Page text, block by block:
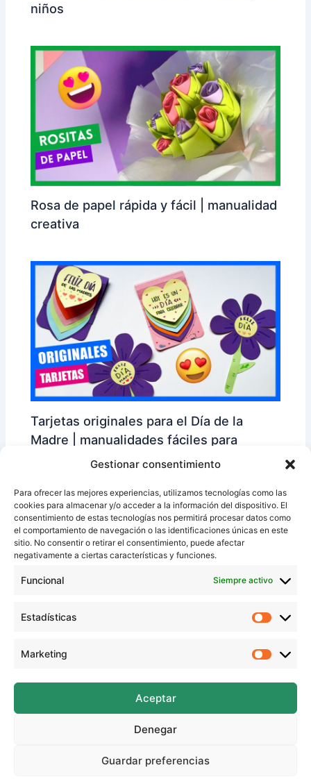
Gestionar consentimiento
Para ofrecer las mejores experiencias, utilizamos tecnologías como las
cookies para almacenar y/o acceder a la información del dispositivo. El
consentimiento de estas tecnologías nos permitirá procesar datos como
el comportamiento de navegación o las identificaciones únicas en este
sitio. No consentir o retirar el consentimiento, puede afectar
negativamente a ciertas características y funciones.
Funcional Siempre activo
Estadísticas
Marketing
Aceptar
Denegar
Guardar preferencias
niños
Rosa de papel rápida y fácil | manualidad
creativa
Tarjetas originales para el Día de la
Madre | manualidades fáciles para
Mariposas con materiales reciclados |